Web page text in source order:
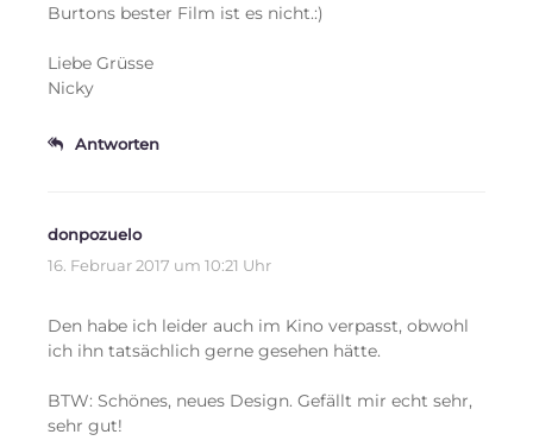
Burtons bester Film ist es nicht.:)
Liebe Grüsse
Nicky
Antworten
donpozuelo
16. Februar 2017 um 10:21 Uhr
Den habe ich leider auch im Kino verpasst, obwohl
ich ihn tatsächlich gerne gesehen hätte.
BTW: Schönes, neues Design. Gefällt mir echt sehr,
sehr gut!